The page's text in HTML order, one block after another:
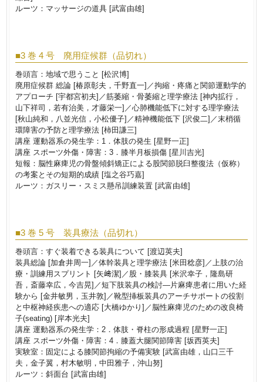
ルーツ：マッサージの道具 [武富由雄]
■3 巻 4 号 廃用症候群（品切れ）
巻頭言：地域で思うこと [松沢博]
廃用症候群 総論 [椿原彰夫，千野直一]／拘縮・疼痛と関節運動学的
アプローチ [宇都宮初夫]／筋萎縮・骨萎縮と理学療法 [神内拡行，
山下祥司，若有治美，才藤栄一]／心肺機能低下に対する理学療法
[秋山純和，八並光信，小松優子]／精神機能低下 [沢俊二]／末梢循
環障害の予防と理学療法 [柿田謙三]
講座 運動器系の発生学：1．体肢の発生 [星野一正]
講座 スポーツ外傷・障害：3．膝半月板損傷 [星川吉光]
短報：脳性麻痺児の骨盤傾斜矯正による股関節脱臼整復法（仮称）
の考案とその短期的成績 [塩之谷巧嘉]
ルーツ：ガスリー・スミス懸吊訓練装置 [武富由雄]
■3 巻 5 号 装具療法（品切れ）
巻頭言：すぐ装着できる装具について [渡辺英夫]
装具総論 [加倉井周一]／体幹装具と理学療法 [米田稔彦]／上肢の治
療・訓練用スプリント [矢﨑潔]／股・膝装具 [米沢幸子，隆島研
吾，斎藤幸広，今吉晃]／短下肢装具の検討―片麻痺患者に用いた経
験から [金井敏男，玉井敦]／靴型挿板装具のアーチサポートの役割
と中枢神経疾患への適応 [大橋ゆかり]／脳性麻痺児のための改良椅
子(seating) [岸本光夫]
講座 運動器系の発生学：2．体肢・脊柱の形成過程 [星野一正]
講座 スポーツ外傷・障害：4．膝蓋大腿関節障害 [坂西英夫]
実験室：固定による膝関節拘縮の予備実験 [武富由雄，山口三千
夫，金子翼，村木敏明，中田雅子，沖山努]
ルーツ：斜面台 [武富由雄]